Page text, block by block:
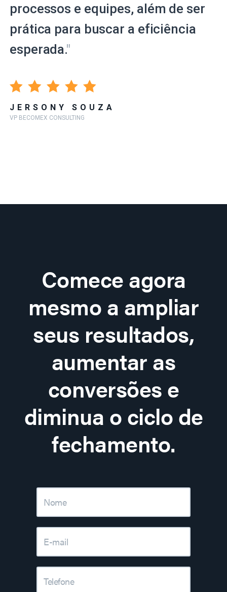
processos e equipes, além de ser
prática para buscar a eficiência
esperada."
JERSONY SOUZA
VP BECOMEX CONSULTING
Comece agora
mesmo a ampliar
seus resultados,
aumentar as
conversões e
diminua o ciclo de
fechamento.